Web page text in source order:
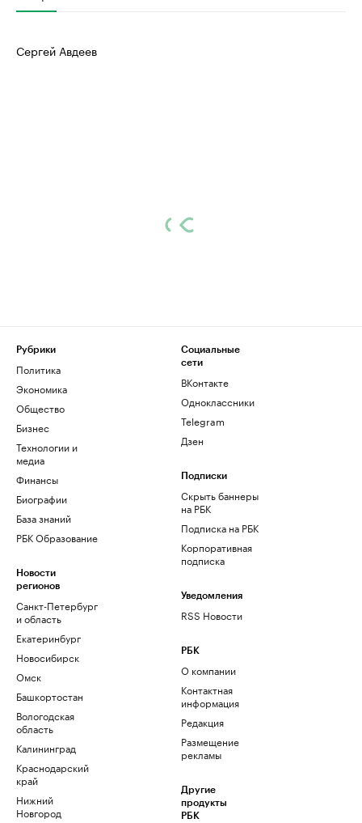
Сергей Авдеев
Рубрики
Политика
Экономика
Общество
Бизнес
Технологии и
медиа
Финансы
Биографии
База знаний
РБК Образование
Новости
регионов
Санкт-Петербург
и область
Екатеринбург
Новосибирск
Омск
Башкортостан
Вологодская
область
Калининград
Краснодарский
край
Нижний
Новгород
Социальные
сети
ВКонтакте
Одноклассники
Telegram
Дзен
Подписки
Скрыть баннеры
на РБК
Подписка на РБК
Корпоративная
подписка
Уведомления
RSS Новости
РБК
О компании
Контактная
информация
Редакция
Размещение
рекламы
Другие
продукты
РБК